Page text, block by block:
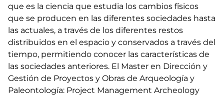
que es la ciencia que estudia los cambios físicos
que se producen en las diferentes sociedades hasta
las actuales, a través de los diferentes restos
distribuidos en el espacio y conservados a través del
tiempo, permitiendo conocer las características de
las sociedades anteriores. El Master en Dirección y
Gestión de Proyectos y Obras de Arqueología y
Paleontología: Project Management Archeology